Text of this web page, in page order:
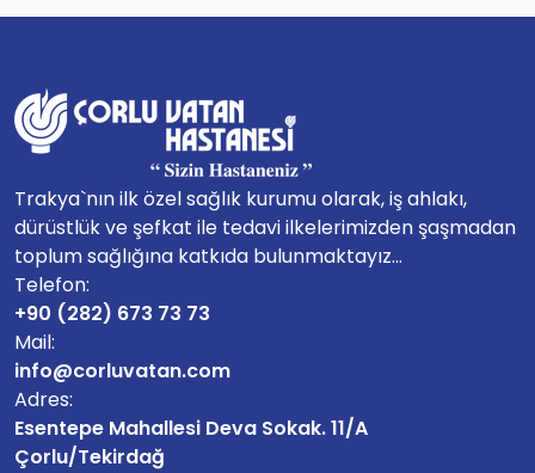
Trakya`nın ilk özel sağlık kurumu olarak, iş ahlakı,
dürüstlük ve şefkat ile tedavi ilkelerimizden şaşmadan
toplum sağlığına katkıda bulunmaktayız...
Telefon:
+90 (282) 673 73 73
Mail:
info@corluvatan.com
Adres:
Esentepe Mahallesi Deva Sokak. 11/A
Çorlu/Tekirdağ